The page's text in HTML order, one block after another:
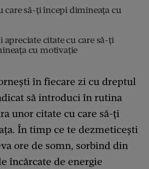
care să-ți începi dimineața cu
apreciate citate cu care să-ți
cu motivație
în fiecare zi cu dreptul
să introduci în rutina
unor citate cu care să-ți
În timp ce te dezmeticești
ore de somn, sorbind din
încărcate de energie